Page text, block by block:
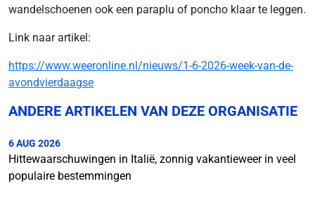
wandelschoenen ook een paraplu of poncho klaar te leggen.
Link naar artikel:
https://www.weeronline.nl/nieuws/1-6-2026-week-van-de-
avondvierdaagse
ANDERE ARTIKELEN VAN DEZE ORGANISATIE
6 AUG 2026
Hittewaarschuwingen in Italië, zonnig vakantieweer in veel
populaire bestemmingen